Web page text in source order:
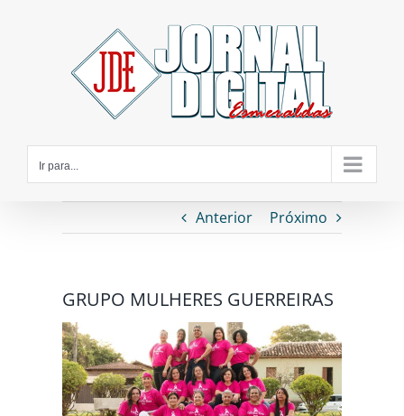
Ir para...
Anterior Próximo
GRUPO MULHERES GUERREIRAS